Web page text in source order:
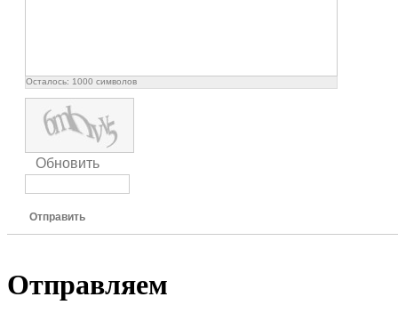
Осталось: 1000 символов
Обновить
Отправить
Отправляем